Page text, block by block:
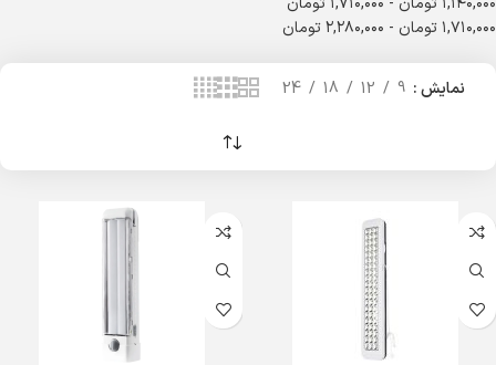
۱,۷۱۰,۰۰۰تومان - ۲,۲۸۰,۰۰۰تومان
نمایش 9
12
18
24